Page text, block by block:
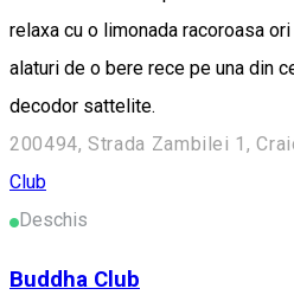
relaxa cu o limonada racoroasa
alaturi de o bere rece pe una din
decodor sattelite.
200494, Strada Zambilei 1,
Club
Deschis
Buddha Club